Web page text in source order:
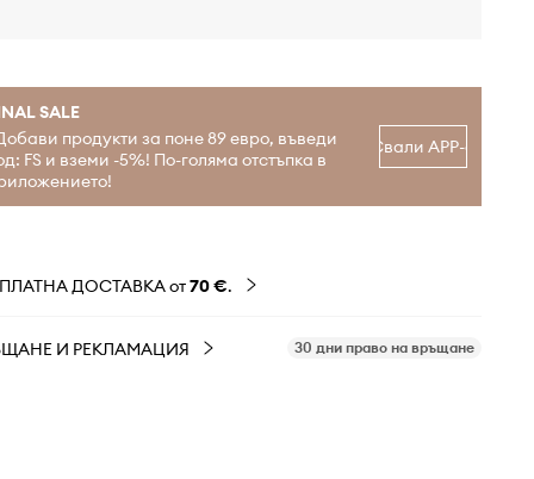
SALE
продукти за поне 89 евро, въведи
FS и вземи -5%! По-голяма отстъпка в
Свали APP-а
ДОСТАВКА от70 €.
И РЕКЛАМАЦИЯ 30 дни право на връщане